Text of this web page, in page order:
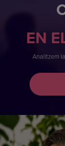
EN
Analitzem